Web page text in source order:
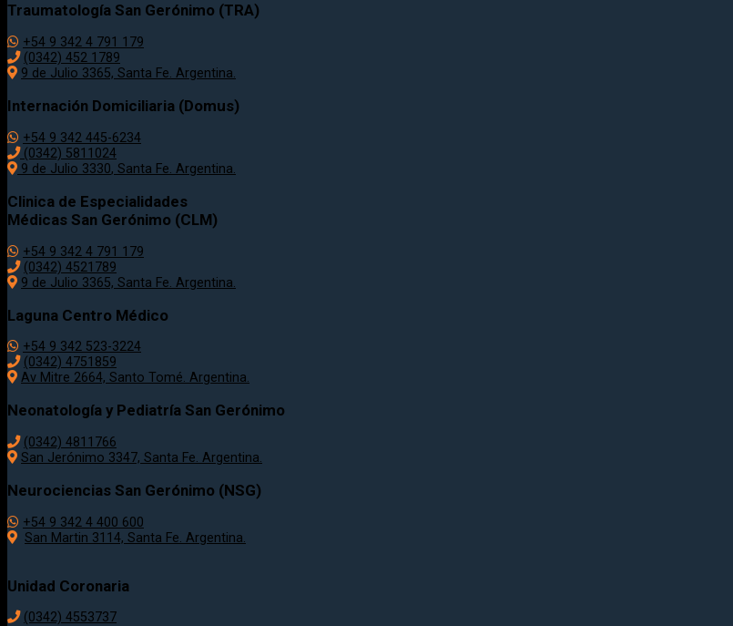
Traumatología San Gerónimo (TRA)
+54 9 342 4 791 179
(0342) 452 1789
9 de Julio 3365, Santa Fe. Argentina.
Internación Domiciliaria (Domus)
+54 9 342 445-6234
(0342) 5811024
9 de Julio 3330, Santa Fe. Argentina.
Clinica de Especialidades
Médicas San Gerónimo (CLM)
+54 9 342 4 791 179
(0342) 4521789
9 de Julio 3365, Santa Fe. Argentina.
Laguna Centro Médico
+54 9 342 523-3224
(0342) 4751859
Av Mitre 2664, Santo Tomé. Argentina.
Neonatología y Pediatría San Gerónimo
(0342) 4811766
San Jerónimo 3347, Santa Fe. Argentina.
Neurociencias San Gerónimo (NSG)
+54 9 342 4 400 600
San Martin 3114, Santa Fe. Argentina.
Unidad Coronaria
(0342) 4553737